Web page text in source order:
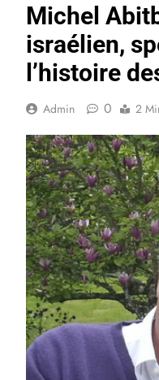
Michel
israélien,
l’histoire
Admin 0 2